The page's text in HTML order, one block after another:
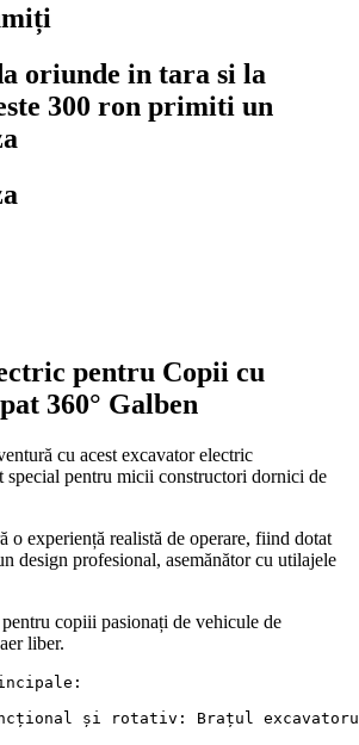
oriunde in tara si la
300 ron primiti un
pentru Copii cu
360° Galben
cu acest excavator electric
pentru micii constructori dornici de
experiență realistă de operare, fiind dotat
design profesional, asemănător cu utilajele
copiii pasionați de vehicule de
liber.
și rotativ: Brațul